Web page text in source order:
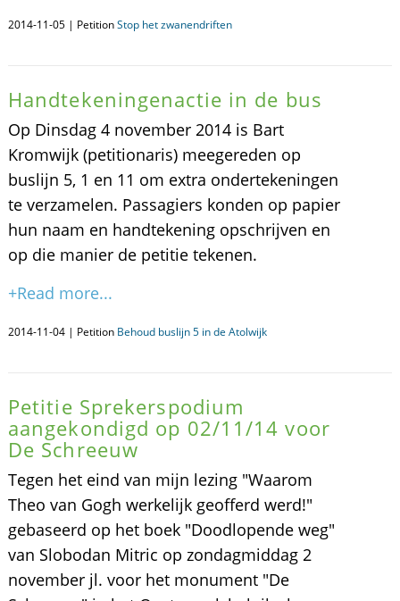
2014-11-05 | PetitionStop het zwanendriften
Handtekeningenactie in de bus
Op Dinsdag 4 november 2014 is Bart
Kromwijk (petitionaris) meegereden op
buslijn 5, 1 en 11 om extra ondertekeningen
te verzamelen. Passagiers konden op papier
hun naam en handtekening opschrijven en
op die manier de petitie tekenen.
+Read more...
2014-11-04 | Petition Behoud buslijn 5 in de Atolwijk
Petitie Sprekerspodium
aangekondigd op 02/11/14 voor
De Schreeuw
Tegen het eind van mijn lezing "Waarom
Theo van Gogh werkelijk geofferd werd!"
gebaseerd op het boek "Doodlopende weg"
van Slobodan Mitric op zondagmiddag 2
november jl. voor het monument "De